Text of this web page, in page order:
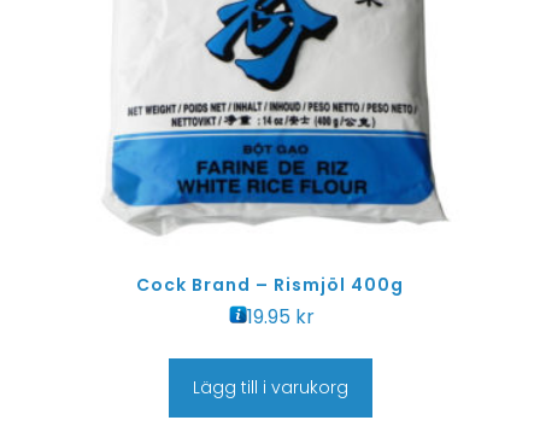
Cock Brand – Rismjöl 400g
19.95 kr
Lägg till i varukorg